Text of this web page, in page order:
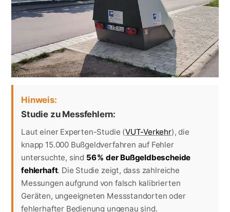
Hinweis:
Studie zu Messfehlern:
Laut einer Experten-Studie (VUT-Verkehr), die
knapp 15.000 Bußgeldverfahren auf Fehler
untersuchte, sind 56 % der Bußgeldbescheide
fehlerhaft. Die Studie zeigt, dass zahlreiche
Messungen aufgrund von falsch kalibrierten
Geräten, ungeeigneten Messstandorten oder
fehlerhafter Bedienung ungenau sind.